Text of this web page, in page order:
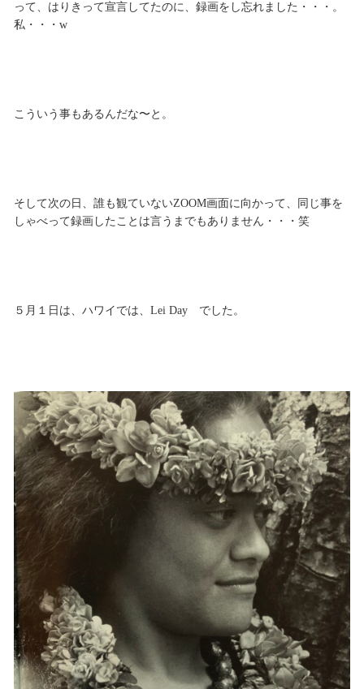
って、はりきって宣言してたのに、録画をし忘れました・・・。
私・・・w
こういう事もあるんだな〜と。
そして次の日、誰も観ていないZOOM画面に向かって、同じ事を
しゃべって録画したことは言うまでもありません・・・笑
５月１日は、ハワイでは、Lei Day でした。